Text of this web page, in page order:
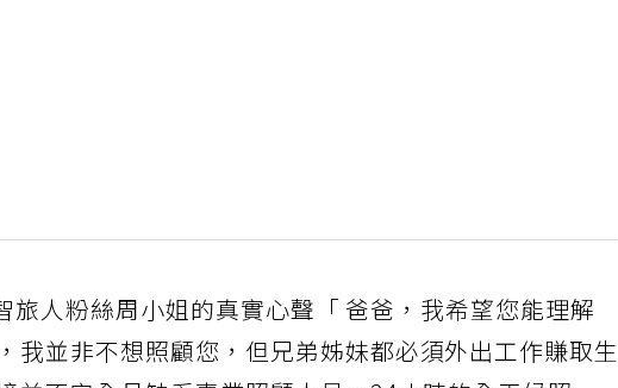
人粉絲周小姐的真實心聲「 爸爸，我希望您能理解
我並非不想照顧您，但兄弟姊妹都必須外出工作賺取生